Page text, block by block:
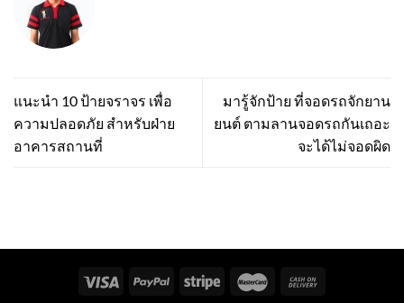
แนะนำ 10 ป้ายจราจร เพื่อ
ความปลอดภัย สำหรับฝ่าย
อาคารสถานที่
มารู้จักป้าย ที่จอดรถจักยาน
ยนต์ ตามลานจอดรถกันเถอะ
จะได้ไม่จอดผิด